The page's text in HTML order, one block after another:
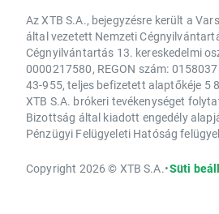
Az XTB S.A., bejegyzésre került a
által vezetett Nemzeti
Cégnyilvántartás 13. kereskedelmi
0000217580, REGON szám:
43-955, teljes befizetett alaptőkéje 5
XTB S.A. brókeri tevékenységet
Bizottság által kiadott engedély
Pénzügyi Felügyeleti Hatóság
Copyright 2026 © XTB S.A.•Süti